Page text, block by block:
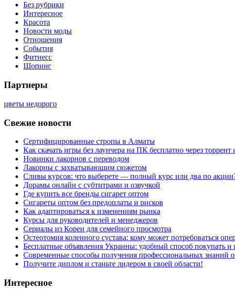
Без рубрики
Интересное
Красота
Новости моды
Отношения
События
Фитнесс
Шопинг
Партнеры
цветы недорого
Свежие новости
Сертифицированные стропы в Алматы
Как скачать игры без лаунчера на ПК бесплатно через торрент
Новинки лакорнов с переводом
Лакорны с захватывающим сюжетом
Сливы курсов: что выберете — полный курс или два по
Дорамы онлайн с субтитрами и озвучкой
Где купить все бренды сигарет оптом
Сигареты оптом без предоплаты и рисков
Как адаптироваться к изменениям рынка
Курсы для руководителей и менеджеров
Сериалы из Кореи для семейного просмотра
Остеотомия коленного сустава: кому может потребоваться
Бесплатные объявления Украины: удобный способ покупать и
Современные способы получения профессиональных знаний
Получите диплом и станьте лидером в своей области!
Интересное